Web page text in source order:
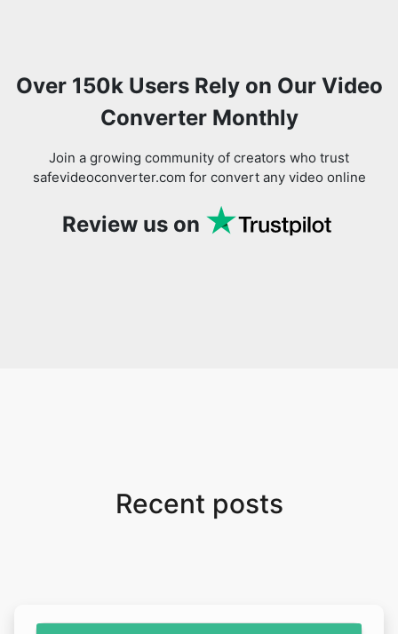
Over 150k Users Rely on Our Video
Converter Monthly
Join a growing community of creators who trust
safevideoconverter.com for convert any video online
Review us on
Recent posts